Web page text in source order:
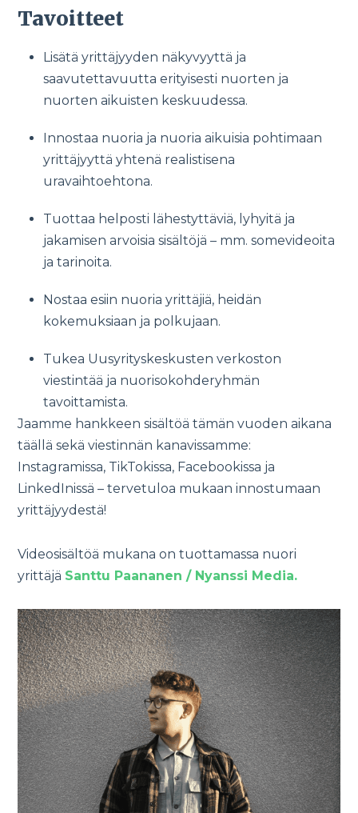
Tavoitteet
Lisätä yrittäjyyden näkyvyyttä ja
saavutettavuutta erityisesti nuorten ja
nuorten aikuisten keskuudessa.
Innostaa nuoria ja nuoria aikuisia pohtimaan
yrittäjyyttä yhtenä realistisena
uravaihtoehtona.
Tuottaa helposti lähestyttäviä, lyhyitä ja
jakamisen arvoisia sisältöjä – mm. somevideoita
ja tarinoita.
Nostaa esiin nuoria yrittäjiä, heidän
kokemuksiaan ja polkujaan.
Tukea Uusyrityskeskusten verkoston
viestintää ja nuorisokohderyhmän
tavoittamista.
Jaamme hankkeen sisältöä tämän vuoden aikana
täällä sekä viestinnän kanavissamme:
Instagramissa, TikTokissa, Facebookissa ja
LinkedInissä – tervetuloa mukaan innostumaan
yrittäjyydestä!
Videosisältöä mukana on tuottamassa nuori
yrittäjä Santtu Paananen / Nyanssi Media.